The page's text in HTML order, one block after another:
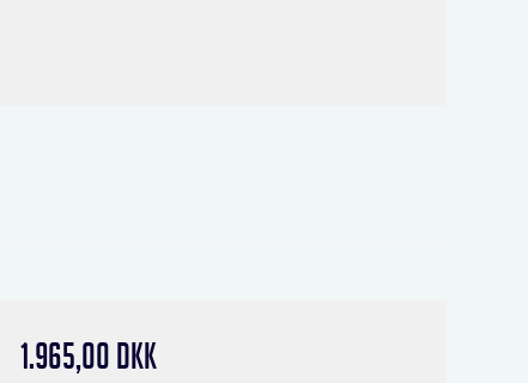
1.965,00 DKK